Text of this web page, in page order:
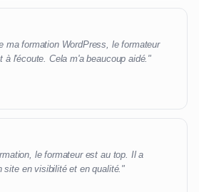
ma formation WordPress, le formateur
à l'écoute. Cela m'a beaucoup aidé."
le formateur est au top. Il a
site en visibilité et en qualité."